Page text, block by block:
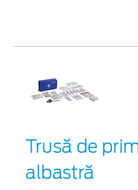
Trusă de
albastră